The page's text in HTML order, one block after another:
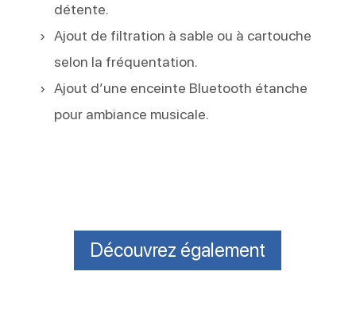
détente.
Ajout de filtration à sable ou à cartouche
selon la fréquentation.
Ajout d’une enceinte Bluetooth étanche
pour ambiance musicale.
Découvrez également